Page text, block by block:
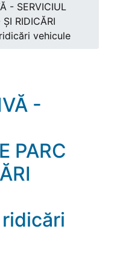
- SERVICIUL
RIDICĂRI
vehicule
-
PARC